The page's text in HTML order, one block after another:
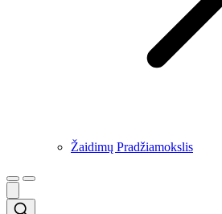
Žaidimų Pradžiamokslis